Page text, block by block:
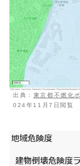
出典： 東京都不燃化
024年11月7日閲覧